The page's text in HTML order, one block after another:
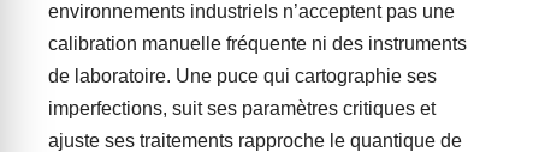
environnements industriels n’acceptent pas une
calibration manuelle fréquente ni des instruments
de laboratoire. Une puce qui cartographie ses
imperfections, suit ses paramètres critiques et
ajuste ses traitements rapproche le quantique de